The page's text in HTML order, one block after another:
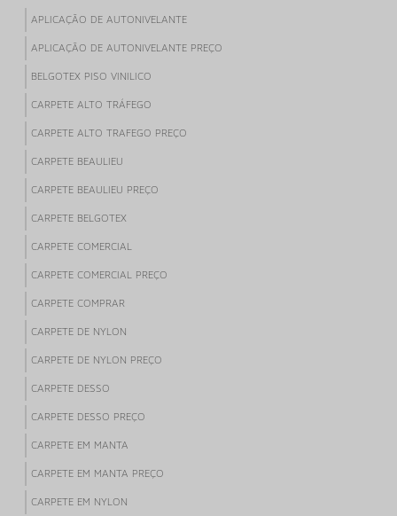
APLICAÇÃO DE AUTONIVELANTE
APLICAÇÃO DE AUTONIVELANTE PREÇO
BELGOTEX PISO VINILICO
CARPETE ALTO TRÁFEGO
CARPETE ALTO TRAFEGO PREÇO
CARPETE BEAULIEU
CARPETE BEAULIEU PREÇO
CARPETE BELGOTEX
CARPETE COMERCIAL
CARPETE COMERCIAL PREÇO
CARPETE COMPRAR
CARPETE DE NYLON
CARPETE DE NYLON PREÇO
CARPETE DESSO
CARPETE DESSO PREÇO
CARPETE EM MANTA
CARPETE EM MANTA PREÇO
CARPETE EM NYLON